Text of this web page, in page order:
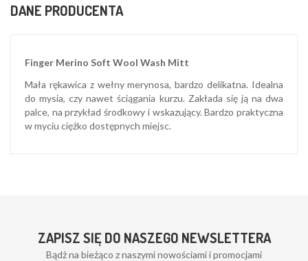
DANE PRODUCENTA
Finger Merino Soft Wool Wash Mitt
Mała rękawica z wełny merynosa, bardzo delikatna. Idealna
do mysia, czy nawet ściągania kurzu. Zakłada się ją na dwa
palce, na przykład środkowy i wskazujący. Bardzo praktyczna
w myciu ciężko dostępnych miejsc.
ZAPISZ SIĘ DO NASZEGO NEWSLETTERA
Bądż na bieżąco z naszymi nowościami i promocjami